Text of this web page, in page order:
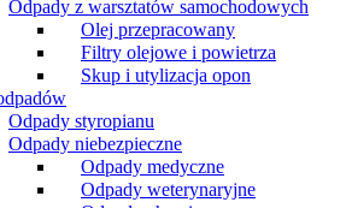
Odpady z warsztatów samochodowych
Olej przepracowany
Filtry olejowe i powietrza
Skup i utylizacja opon
Odpady styropianu
Odpady niebezpieczne
Odpady medyczne
Odpady weterynaryjne